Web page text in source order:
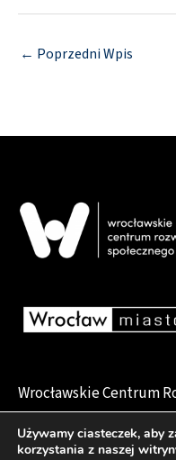
← Poprzedni Wpis
Wrocławskie Centrum
pl. Dominikański 6, 50-
Używamy ciasteczek, aby
korzystania z naszej